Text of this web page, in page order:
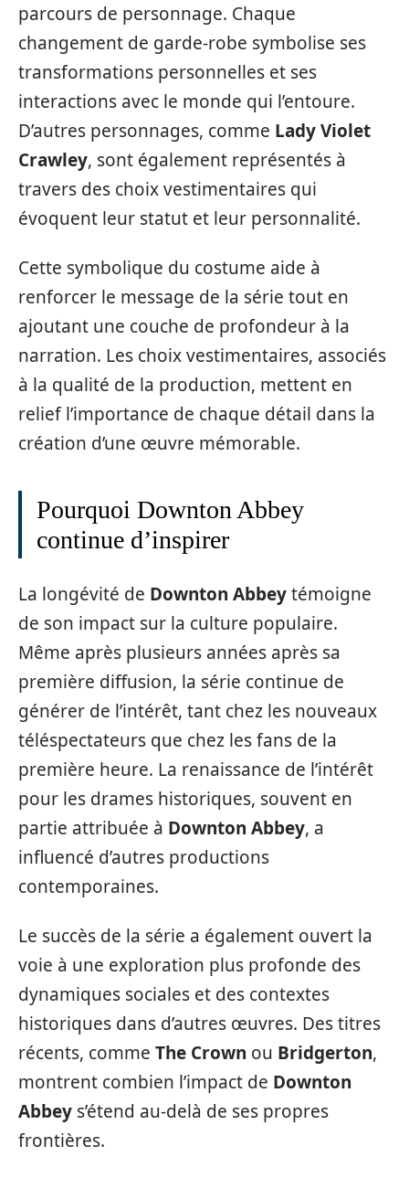
parcours de personnage. Chaque
changement de garde-robe symbolise ses
transformations personnelles et ses
interactions avec le monde qui l’entoure.
D’autres personnages, comme Lady Violet
Crawley, sont également représentés à
travers des choix vestimentaires qui
évoquent leur statut et leur personnalité.
Cette symbolique du costume aide à
renforcer le message de la série tout en
ajoutant une couche de profondeur à la
narration. Les choix vestimentaires, associés
à la qualité de la production, mettent en
relief l’importance de chaque détail dans la
création d’une œuvre mémorable.
Pourquoi Downton Abbey
continue d’inspirer
La longévité de Downton Abbeytémoigne
de son impact sur la culture populaire.
Même après plusieurs années après sa
première diffusion, la série continue de
générer de l’intérêt, tant chez les nouveaux
téléspectateurs que chez les fans de la
première heure. La renaissance de l’intérêt
pour les drames historiques, souvent en
partie attribuée à Downton Abbey, a
influencé d’autres productions
contemporaines.
Le succès de la série a également ouvert la
voie à une exploration plus profonde des
dynamiques sociales et des contextes
historiques dans d’autres œuvres. Des titres
récents, comme The Crown ou Bridgerton,
montrent combien l’impact de Downton
Abbey s’étend au-delà de ses propres
frontières.